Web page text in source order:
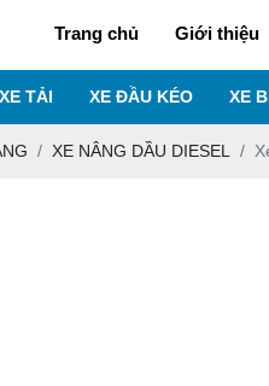
Trang chủ Giới thiệu
XE TẢI XE ĐẦU KÉO XE
XE NÂNG DẦU DIESEL